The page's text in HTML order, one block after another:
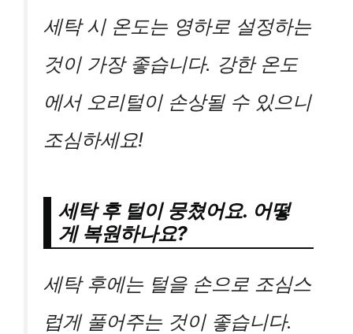
세탁 시 온도는 영하로 설정하는
것이 가장 좋습니다. 강한 온도
에서 오리털이 손상될 수 있으니
조심하세요!
세탁 후 털이 뭉쳤어요. 어떻
게 복원하나요?
세탁 후에는 털을 손으로 조심스
럽게 풀어주는 것이 좋습니다.